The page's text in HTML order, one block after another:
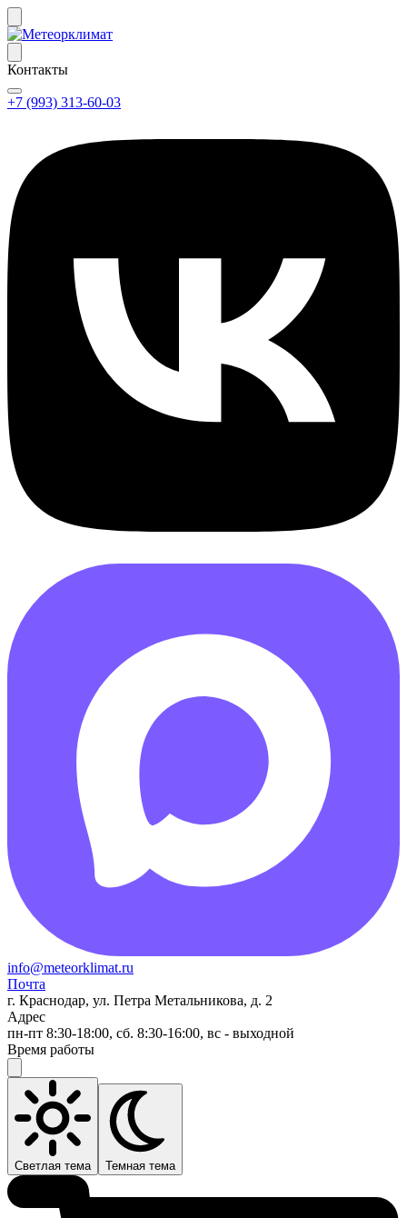
Контакты
+7 (993) 313-60-03
info@meteorklimat.ru
Почта
г. Краснодар, ул. Петра Метальникова, д. 2
Адрес
пн-пт 8:30-18:00, сб. 8:30-16:00, вс - выходной
Время работы
Светлая тема Темная тема